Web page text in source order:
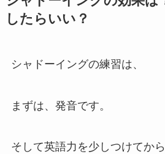
したらいい？
シャドーイングの練習は、
まずは、 発音です。
そして英語力を少しつけてから